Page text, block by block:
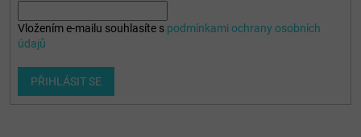
Vložením e-mailu souhlasíte s podmínkami ochrany osobních
údajů
PŘIHLÁSIT SE